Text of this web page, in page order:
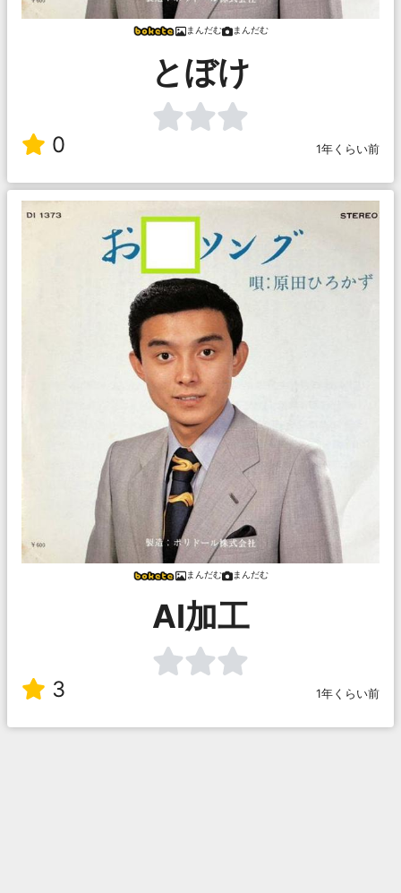
まんだむ まんだむ
とぼけ
0 1年くらい前
まんだむ まんだむ
AI加工
3 1年くらい前